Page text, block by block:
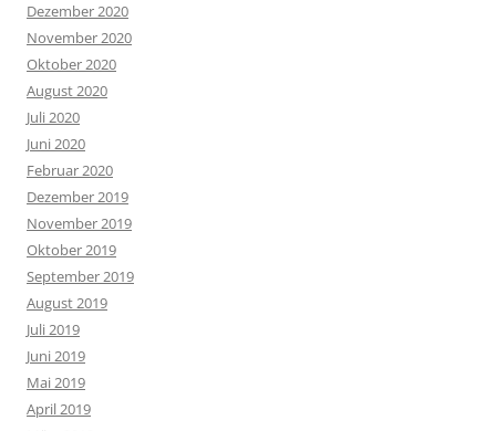
Dezember 2020
November 2020
Oktober 2020
August 2020
Juli 2020
Juni 2020
Februar 2020
Dezember 2019
November 2019
Oktober 2019
September 2019
August 2019
Juli 2019
Juni 2019
Mai 2019
April 2019